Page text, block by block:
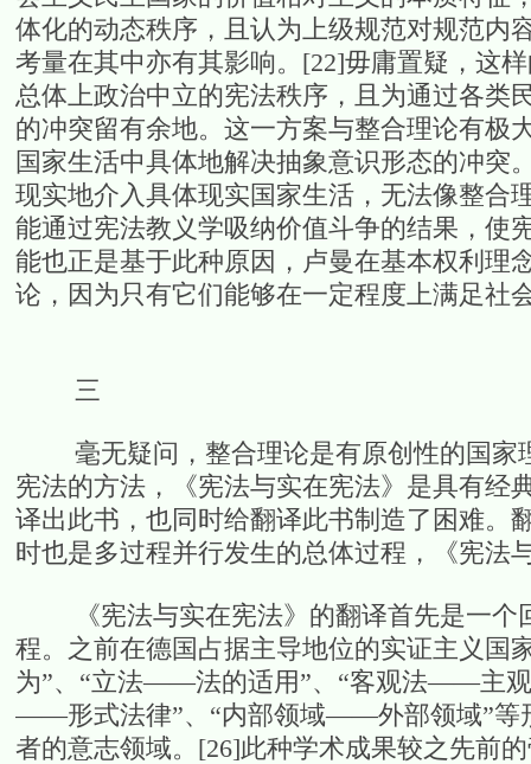
体化的动态秩序，且认为上级规范对规范内
考量在其中亦有其影响。[22]毋庸置疑，这
总体上政治中立的宪法秩序，且为通过各类
的冲突留有余地。这一方案与整合理论有极
国家生活中具体地解决抽象意识形态的冲突
现实地介入具体现实国家生活，无法像整合
能通过宪法教义学吸纳价值斗争的结果，使
能也正是基于此种原因，卢曼在基本权利理
论，因为只有它们能够在一定程度上满足社
三
毫无疑问，整合理论是有原创性的国家
宪法的方法，《宪法与实在宪法》是具有经
译出此书，也同时给翻译此书制造了困难。
时也是多过程并行发生的总体过程，《宪法
《宪法与实在宪法》的翻译首先是一个
程。之前在德国占据主导地位的实证主义
为”、“立法——法的适用”、“客观法——主
——形式法律”、“内部领域——外部领域”等
者的意志领域。[26]此种学术成果较之先前